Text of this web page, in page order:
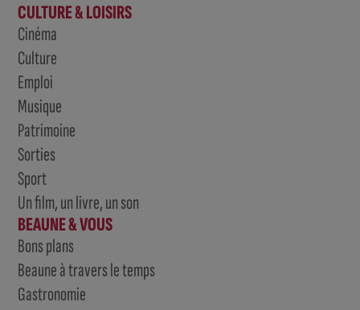
CULTURE & LOISIRS
Cinéma
Culture
Emploi
Musique
Patrimoine
Sorties
Sport
Un film, un livre, un son
BEAUNE & VOUS
Bons plans
Beaune à travers le temps
Gastronomie